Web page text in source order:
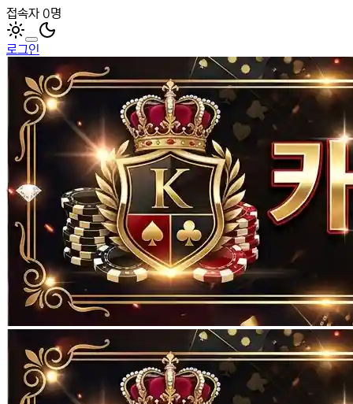
접속자 0명
로그인